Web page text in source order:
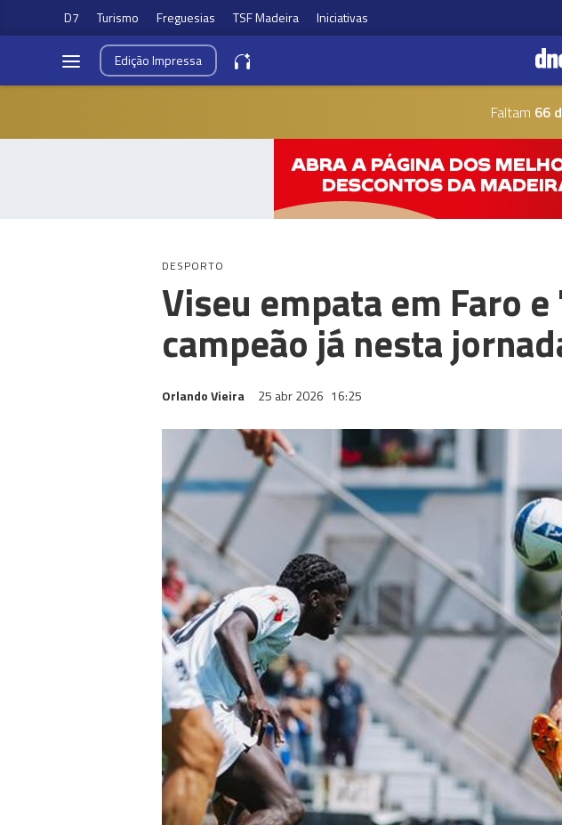
D7 Turismo Freguesias TSF Madeira Iniciativas
EdiçãoImpressa
Faltam 66
DESPORTO
Viseu empata em Faro
campeão já nesta
Orlando Vieira 25 abr 2026 16:25